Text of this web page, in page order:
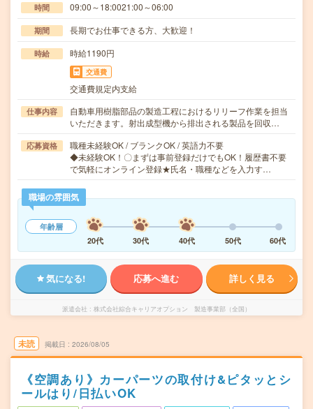
時間 09:00～18:0021:00～06:00
期間 長期でお仕事できる方、大歓迎！
時給 時給1190円
交通費
交通費規定内支給
仕事内容
自動車用樹脂部品の製造工程におけるリリーフ作業を担当
いただきます。射出成型機から排出される製品を回収…
応募資格
職種未経験OK / ブランクOK / 英語力不要
◆未経験OK！〇まずは事前登録だけでもOK！履歴書不要
で気軽にオンライン登録★氏名・職種などを入力す…
職場の雰囲気
年齢層
20代
30代 40代 50代 60代
気になる! 応募へ進む 詳しく見る
派遣会社 株式会社綜合キャリアオプション 製造事業部（全国）
未読 掲載日 2026/08/05
《空調あり》カーパーツの取付け&ピタッとシ
ールはり/日払いOK